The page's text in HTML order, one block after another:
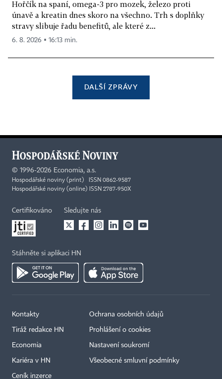
Hořčík na spaní, omega-3 pro mozek, železo proti
únavě a kreatin dnes skoro na všechno. Trh s doplňky
stravy slibuje řadu benefitů, ale které z...
6. 8. 2026 ▪ 16:13 min.
DALŠÍ ZPRÁVY
© 1996-2026 Economia, a.s.
Hospodářské noviny (print) ISSN 0862-9587
Hospodářské noviny (online) ISSN 2787-950X
Certifikováno Sledujte nás
Stáhněte si aplikaci HN
Kontakty
Tiráž redakce HN
Economia
Kariéra v HN
Ceník inzerce
Ochrana osobních údajů
Prohlášení o cookies
Nastavení soukromí
Všeobecné smluvní podmínky